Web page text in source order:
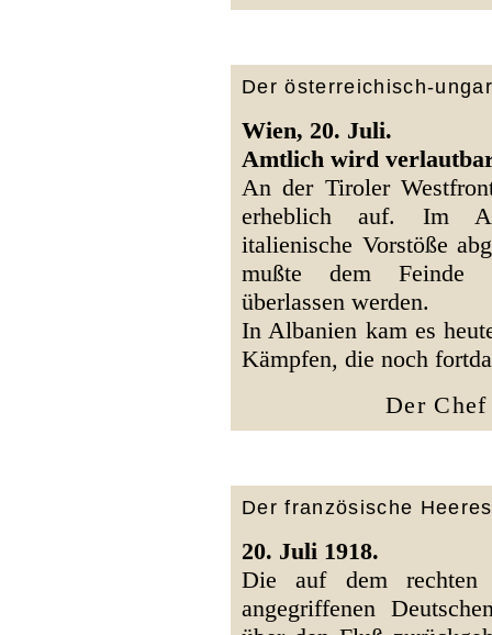
Der österreichisch-
Wien, 20. Juli.
Amtlich wird
An der Tiroler
erheblich auf. Im
italienische Vorstöße
mußte dem Feinde
überlassen werden.
In Albanien kam es
Kämpfen, die noch
Der Chef
Der französische
20. Juli 1918.
Die auf dem
angegriffenen